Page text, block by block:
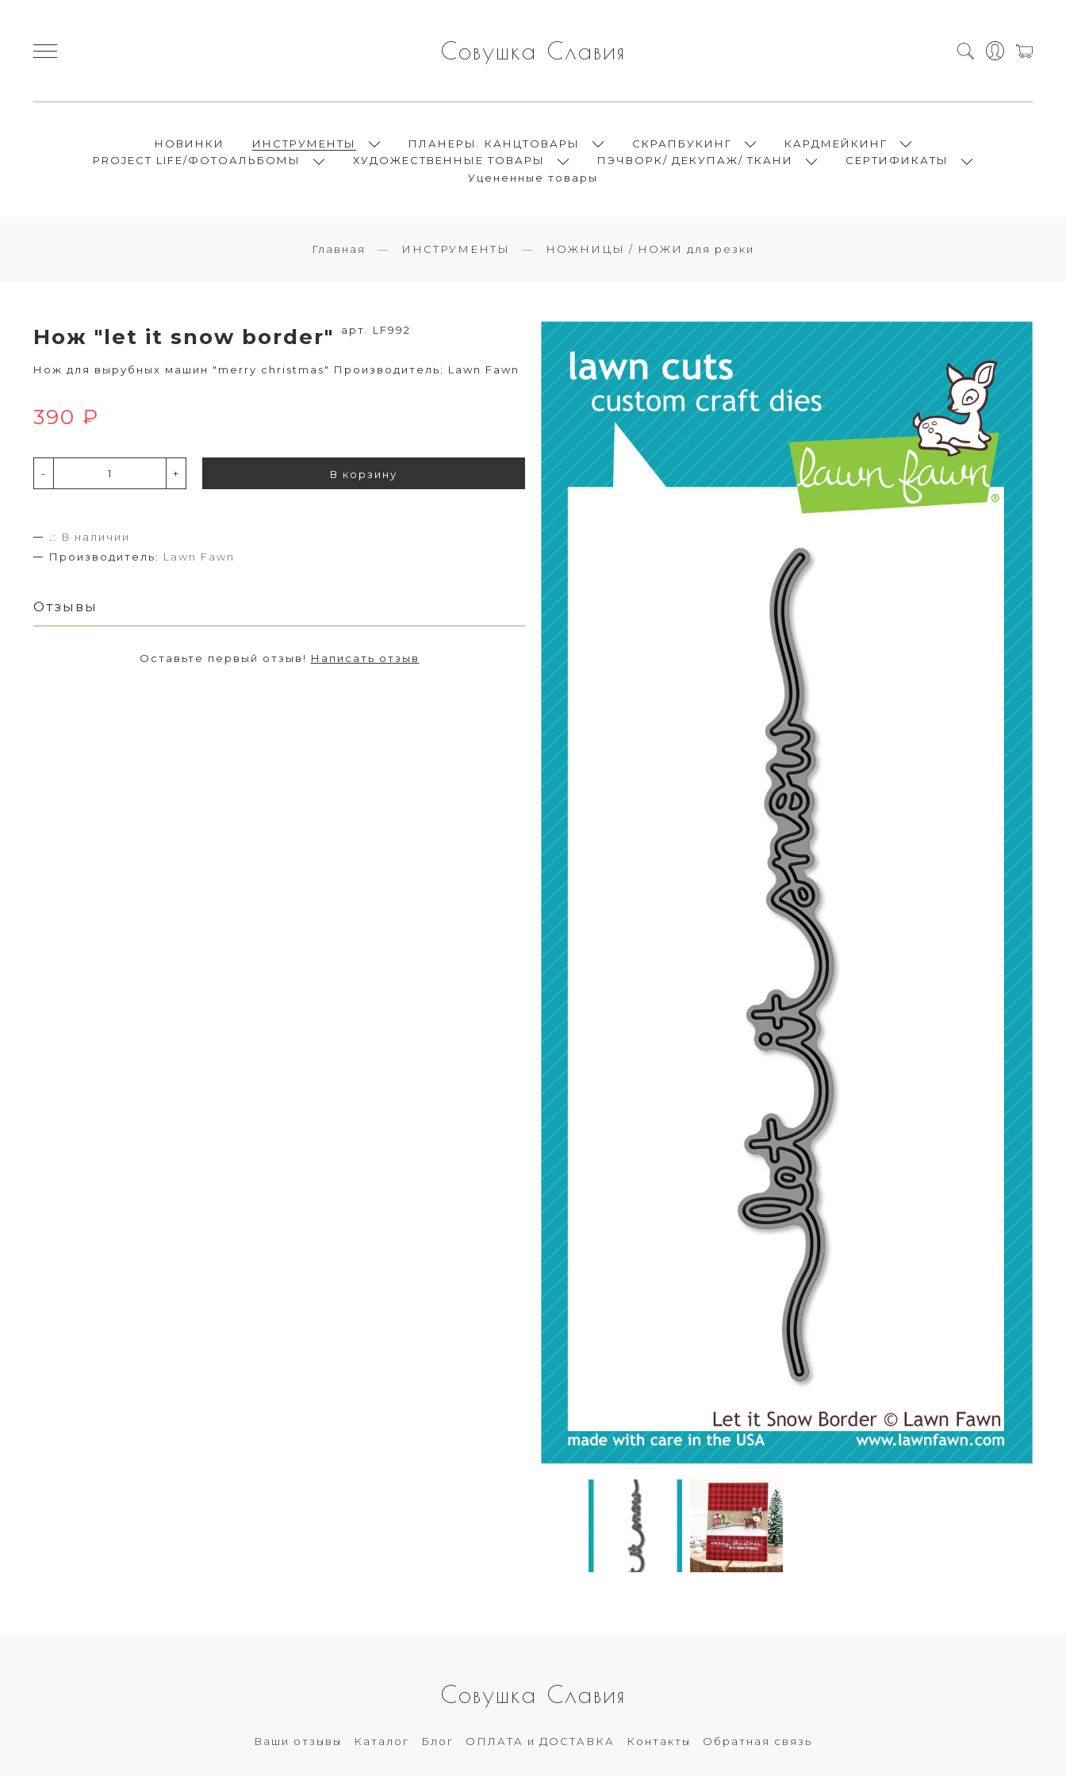
Совушка Славия
НОВИНКИ ИНСТРУМЕНТЫ ПЛАНЕРЫ. КАНЦТОВАРЫ СКРАПБУКИНГ
КАРДМЕЙКИНГ
PROJECT LIFE/ФОТОАЛЬБОМЫ
ХУДОЖЕСТВЕННЫЕ ТОВАРЫ ПЭЧВОРК/ ДЕКУПАЖ/ ТКАНИ
СЕРТИФИКАТЫ
Уцененные товары
Главная ИНСТРУМЕНТЫ НОЖНИЦЫ / НОЖИ для резки
Нож "let it snow border" арт. LF992
Нож для вырубных машин "merry christmas" Производитель: Lawn Fawn
390 ₽
- + В корзину
.:
В наличии
Производитель: Lawn Fawn
Отзывы
Оставьте первый отзыв! Написать отзыв
Совушка Славия
Ваши отзывы Каталог Блог ОПЛАТА и ДОСТАВКА Контакты Обратная связь